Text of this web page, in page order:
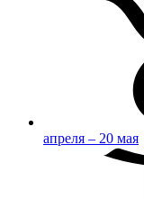
апреля – 20 мая